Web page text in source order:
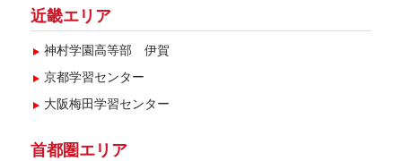
近畿エリア
神村学園高等部 伊賀
京都学習センター
大阪梅田学習センター
首都圏エリア